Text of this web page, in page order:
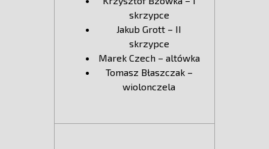
skrzypce
Jakub Grott – II
skrzypce
Marek Czech – altówka
Tomasz Błaszczak –
wiolonczela